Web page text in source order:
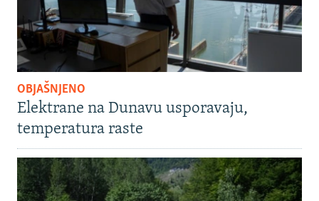
OBJAŠNJENO
Elektrane na Dunavu usporavaju,
temperatura raste